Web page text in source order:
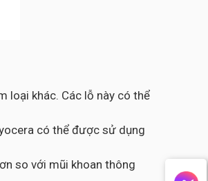
loại khác. Các lỗ này có thể
có thể được sử dụng
so với mũi khoan thông